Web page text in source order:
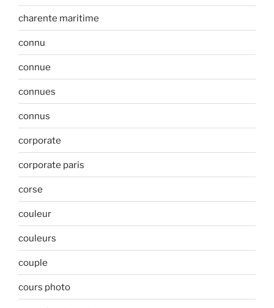
charente maritime
connu
connue
connues
connus
corporate
corporate paris
corse
couleur
couleurs
couple
cours photo